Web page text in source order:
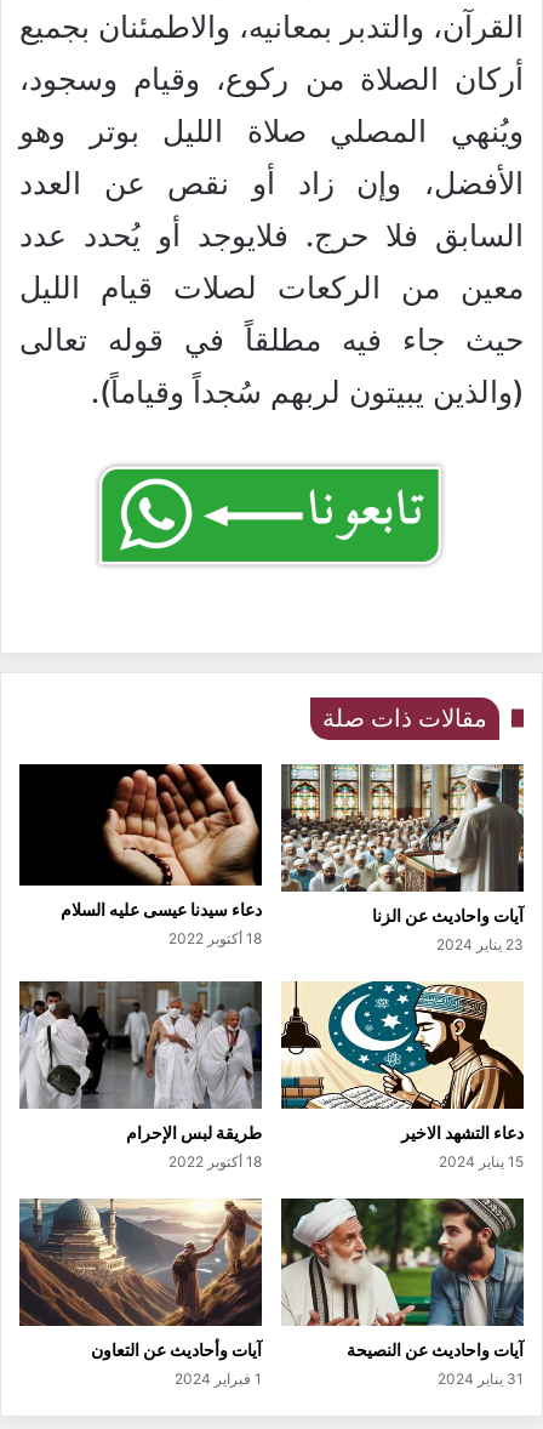
القرآن، والتدبر بمعانيه، والاطمئنان بجميع
أركان الصلاة من ركوع، وقيام وسجود،
ويُنهي المصلي صلاة الليل بوتر وهو
الأفضل، وإن زاد أو نقص عن العدد
السابق فلا حرج. فلايوجد أو يُحدد عدد
معين من الركعات لصلات قيام الليل
حيث جاء فيه مطلقاً في قوله تعالى
(والذين يبيتون لربهم سُجداً وقياماً).
مقالات ذات صلة
آيات واحاديث عن الزنا
23 يناير 2024
دعاء سيدنا عيسى عليه السلام
18 أكتوبر 2022
دعاء التشهد الاخير
15 يناير 2024
طريقة لبس الإحرام
18 أكتوبر 2022
آيات واحاديث عن النصيحة
31 يناير 2024
آيات وأحاديث عن التعاون
1 فبراير 2024